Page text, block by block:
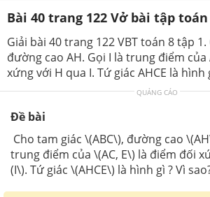
Bài 40 trang 122 Vở bài tập toán
Giải bài 40 trang 122 VBT toán 8 tập 1.
đường cao AH. Gọi I là trung điểm của
xứng với H qua I. Tứ giác AHCE là hình
QUẢNG CÁO
Đề bài
Cho tam giác \(ABC\), đường cao
trung điểm của \(AC, E\) là điểm đối
(I\). Tứ giác \(AHCE\) là hình gì ? Vì